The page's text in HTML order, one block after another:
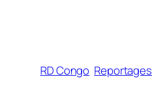
RD Congo Reportages